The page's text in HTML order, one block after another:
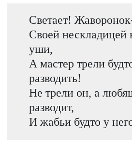
Светает!
Своей нескладицей
уши,
А мастер трели
разводить!
Не трели он, а
разводит,
И жабьи будто у